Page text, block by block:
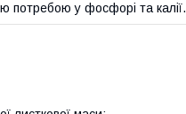
потребою у фосфорі та калії.